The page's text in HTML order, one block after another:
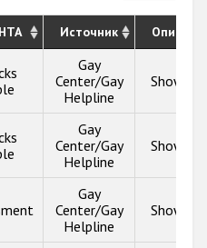
Источник
Gay
Center/Gay
Helpline
Show
Gay
Center/Gay
Helpline
Show
Gay
Center/Gay
Helpline
Show